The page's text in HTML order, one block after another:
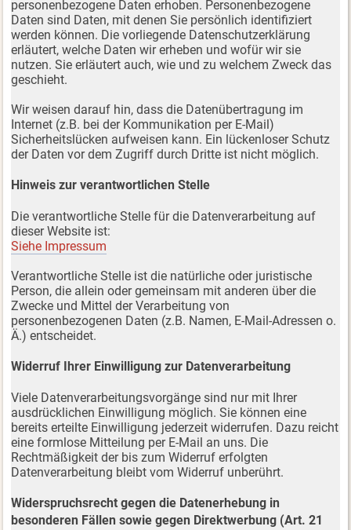
personenbezogene Daten erhoben. Personenbezogene
Daten sind Daten, mit denen Sie persönlich identifiziert
werden können. Die vorliegende Datenschutzerklärung
erläutert, welche Daten wir erheben und wofür wir sie
nutzen. Sie erläutert auch, wie und zu welchem Zweck das
geschieht.
Wir weisen darauf hin, dass die Datenübertragung im
Internet (z.B. bei der Kommunikation per E-Mail)
Sicherheitslücken aufweisen kann. Ein lückenloser Schutz
der Daten vor dem Zugriff durch Dritte ist nicht möglich.
Hinweis zur verantwortlichen Stelle
Die verantwortliche Stelle für die Datenverarbeitung auf
dieser Website ist:
Siehe Impressum
Verantwortliche Stelle ist die natürliche oder juristische
Person, die allein oder gemeinsam mit anderen über die
Zwecke und Mittel der Verarbeitung von
personenbezogenen Daten (z.B. Namen, E-Mail-Adressen o.
Ä.) entscheidet.
Widerruf Ihrer Einwilligung zur Datenverarbeitung
Viele Datenverarbeitungsvorgänge sind nur mit Ihrer
ausdrücklichen Einwilligung möglich. Sie können eine
bereits erteilte Einwilligung jederzeit widerrufen. Dazu reicht
eine formlose Mitteilung per E-Mail an uns. Die
Rechtmäßigkeit der bis zum Widerruf erfolgten
Datenverarbeitung bleibt vom Widerruf unberührt.
Widerspruchsrecht gegen die Datenerhebung in
besonderen Fällen sowie gegen Direktwerbung (Art. 21